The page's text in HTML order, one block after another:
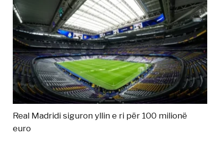
Real Madridi siguron yllin e ri për 100 milionë
euro